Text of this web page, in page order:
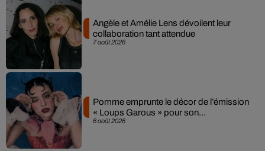
7 août 2026
Angèle et Amélie Lens dévoilent leur
collaboration tant attendue
6 août 2026
Pomme emprunte le décor de l’émission
« Loups Garous » pour son...